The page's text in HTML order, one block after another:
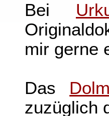
Bei
mir gerne
Das
zuzüglich